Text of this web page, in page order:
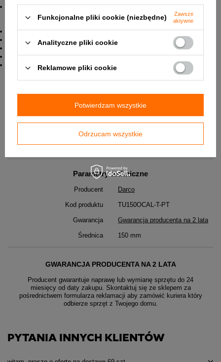
kiedy brak jest ustabilizowanego ciągu kominowego lub jest on zbyt
Dane techniczne:
Wymiary podstawy wewnątrz : 144 mm
Maksymalna temperatura pracy: 150*C
Układ obrotowy: łożyska toczne w oleju wysokotemperaturowym
Poziom mocy akustycznej: 26dB
Gwarancja - 2 lata
DO POBRANIA
Nasada kominowa Rotowent Dragon - Karta katalogowa
Parametry techniczne
Producent Darco
Kod produktu TU150OCAL-T-PT
Gwarancja Gwarancja producenta na 2 lata
Średnica 150 mm
GWARANCJA PRODUCENTA NA 2 LATA
Producent gwarantuje naprawę lub wymianę sprzętu do 24
miesięcy od daty zakupu. Skontaktuj się ze sklepem za
pośrednictwem formularza reklamacji aby zamówić kuriera który
odbierze sprzęt z Twojego domu.
PYTANIA INNYCH KLIENTÓW
Funkcjonalne pliki cookie (niezbędne)
Zawsze
aktywne
Analityczne pliki cookie
Reklamowe pliki cookie
Odrzucam wszystkie
Potwierdzam wszystkie